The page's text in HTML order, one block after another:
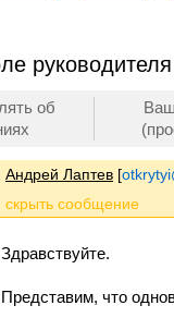
руководителя
об
Андрей Лаптев [
Здравствуйте.
Представим, что